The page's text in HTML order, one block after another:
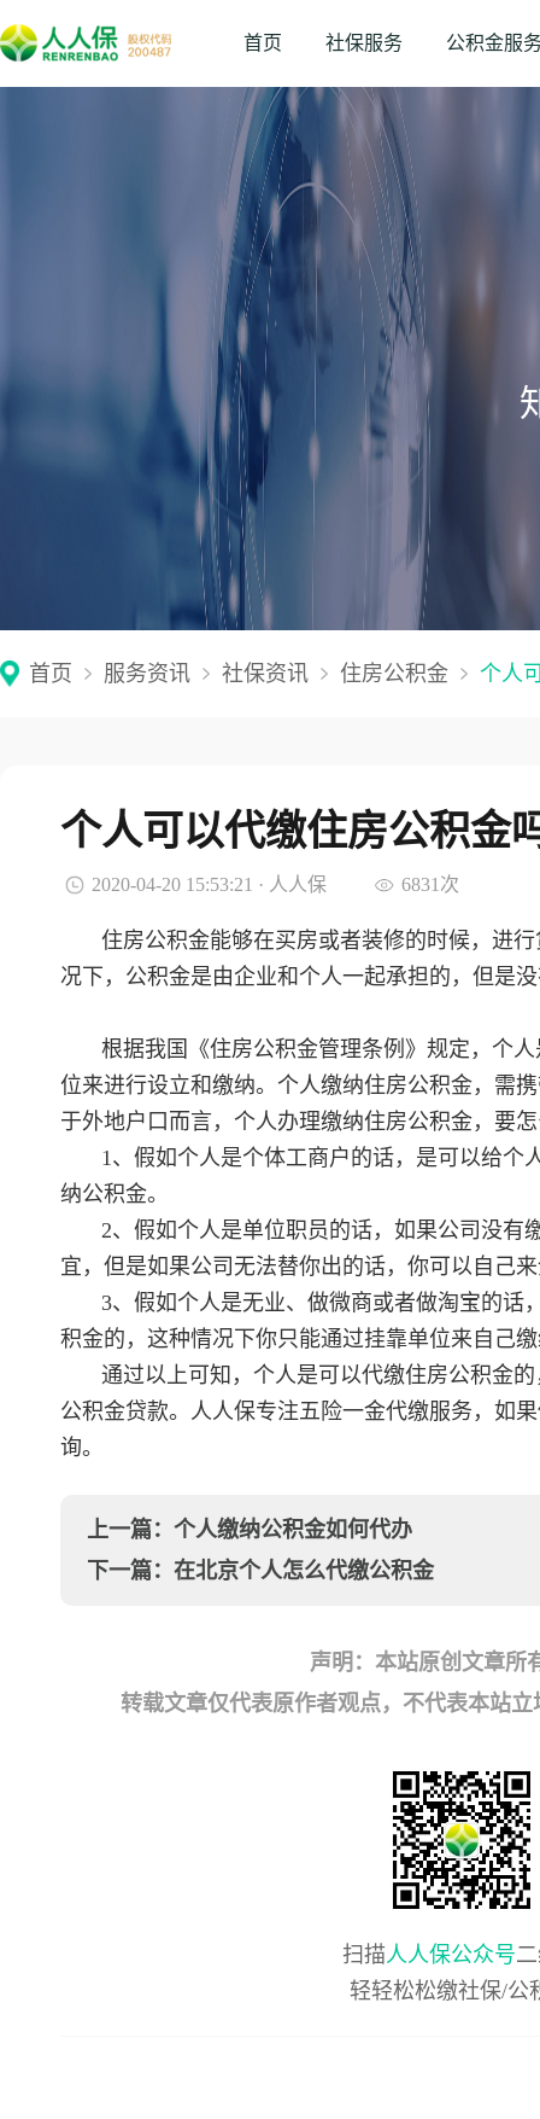
首页 社保服务 公积金服
首页 服务资讯 社保资讯 住房公积金 个人
个人可以代缴住房公积金
2020-04-20 15:53:21 · 人人保 6831次
住房公积金能够在买房或者装修的时候，进
况下，公积金是由企业和个人一起承担的，但是
根据我国《住房公积金管理条例》规定，个
位来进行设立和缴纳。个人缴纳住房公积金，需
于外地户口而言，个人办理缴纳住房公积金，要
1、假如个人是个体工商户的话，是可以给
纳公积金。
2、假如个人是单位职员的话，如果公司没有
宜，但是如果公司无法替你出的话，你可以自己
3、假如个人是无业、做微商或者做淘宝的话
积金的，这种情况下你只能通过挂靠单位来自己
通过以上可知，个人是可以代缴住房公积金
公积金贷款。人人保专注五险一金代缴服务，如
询。
上一篇： 个人缴纳公积金如何代办
下一篇： 在北京个人怎么代缴公积金
声明：本站原创文章所
转载文章仅代表原作者观点，不代表本站
扫描人人保公众号
轻轻松松缴社保/公